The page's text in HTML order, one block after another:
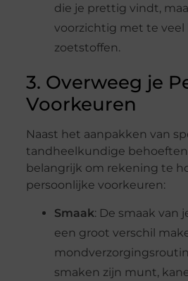
die je prettig vindt,
voorzichtig met te
zoetstoffen.
3. Overweeg je
Voorkeuren
Naast het aanpakken van
tandheelkundige
belangrijk om rekening te
persoonlijke voorkeuren:
Smaak: De smaak van
een groot verschil
smaken zijn munt,